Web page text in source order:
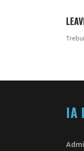
IA